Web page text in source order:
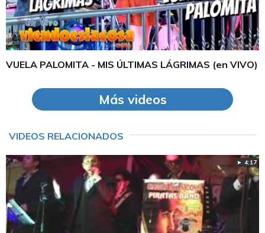
VUELA PALOMITA - MIS ÚLTIMAS LÁGRIMAS (en VIVO)
Más videos
VIDEOS RELACIONADOS
► 4:17